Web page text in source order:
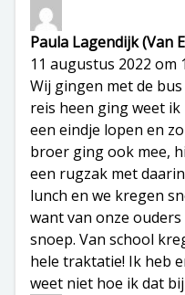
Paula Lagendijk (Van
11 augustus 2022 om
Wij gingen met de
reis heen ging weet
een eindje lopen en
broer ging ook mee,
een rugzak met
lunch en we kregen
want van onze
snoep. Van school
hele traktatie! Ik heb
weet niet hoe ik dat